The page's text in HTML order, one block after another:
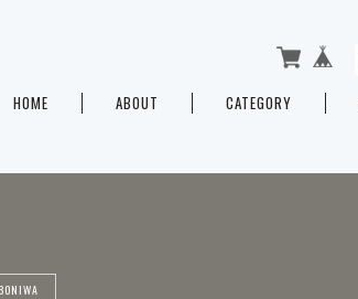
HOME ABOUT CATEGORY